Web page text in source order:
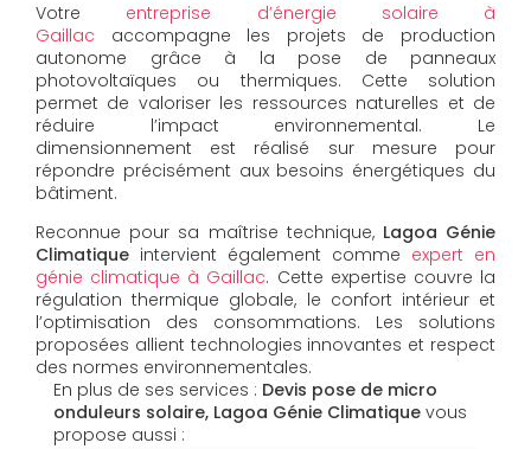
Votre entreprise d’énergie solaire à
Gaillac accompagne les projets de production
autonome grâce à la pose de panneaux
photovoltaïques ou thermiques. Cette solution
permet de valoriser les ressources naturelles et de
réduire l’impact environnemental. Le
dimensionnement est réalisé sur mesure pour
répondre précisément aux besoins énergétiques du
bâtiment.
Reconnue pour sa maîtrise technique, Lagoa Génie
Climatique intervient également comme expert en
génie climatique à Gaillac. Cette expertise couvre la
régulation thermique globale, le confort intérieur et
l’optimisation des consommations. Les solutions
proposées allient technologies innovantes et respect
des normes environnementales.
En plus de ses services : Devis pose de micro
onduleurs solaire, Lagoa Génie Climatique vous
propose aussi :